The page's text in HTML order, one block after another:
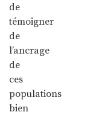
de
témoigner
de
l’ancrage
de
ces
populations
bien